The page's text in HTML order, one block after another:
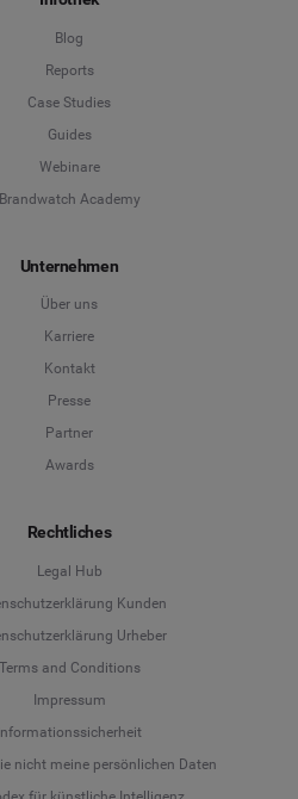
Blog
Reports
Case Studies
Guides
Webinare
Brandwatch Academy
Unternehmen
Über uns
Karriere
Kontakt
Presse
Partner
Awards
Rechtliches
Legal Hub
Kunden
Urheber
Terms and Conditions
Impressum
nicht meine persönlichen Daten
Deutsch